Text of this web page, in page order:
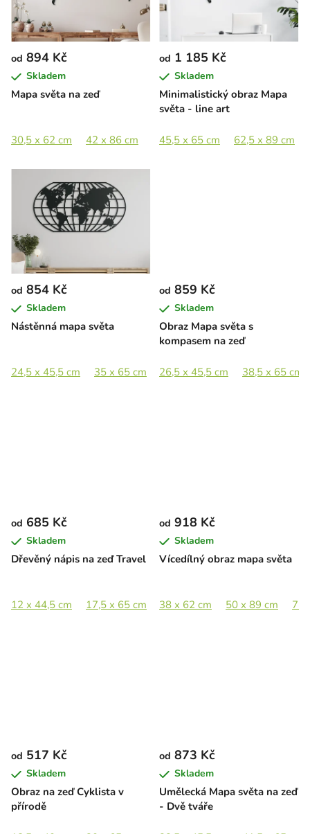
s
p
r
o
d
u
t
Mapa světa na zeď
od 894 Kč
Skladem
30,5 x 62 cm 42 x 86 cm 63 x 129 cm 85,5 x 174 cm
Minimalistický obraz Mapa
světa - line art
od 1 185 Kč
Skladem
45,5 x 65 cm 62,5 x 89 cm
Nástěnná mapa světa
od 854 Kč
Skladem
24,5 x 45,5 cm 35 x 65 cm 48 x 89 cm 72 x 133 cm
Obraz Mapa světa s
kompasem na zeď
od 859 Kč
Skladem
26,5 x 45,5 cm 38,5 x 65 cm
Dřevěný nápis na zeď Travel
od 685 Kč
Skladem
12 x 44,5 cm 17,5 x 65 cm 23,5 x 89 cm 35,5 x 133 cm
Vícedílný obraz mapa světa
od 918 Kč
Skladem
38 x 62 cm 50 x 89 cm 75
Obraz na zeď Cyklista v
přírodě
od 517 Kč
Skladem
Umělecká Mapa světa na zeď
- Dvě tváře
od 873 Kč
Skladem